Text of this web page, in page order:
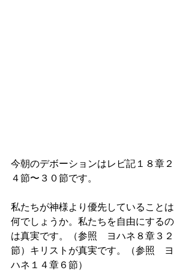
今朝のデボーションはレビ記１８章２
４節〜３０節です。
私たちが神様より優先していることは
何でしょうか。私たちを自由にするの
は真実です。（参照　ヨハネ８章３２
節）キリストが真実です。（参照　ヨ
ハネ１４章６節）